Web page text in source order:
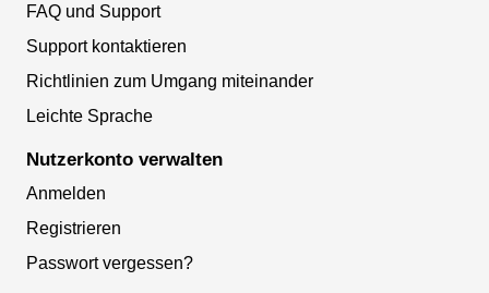
FAQ und Support
Support kontaktieren
Richtlinien zum Umgang miteinander
Leichte Sprache
Nutzerkonto verwalten
Anmelden
Registrieren
Passwort vergessen?